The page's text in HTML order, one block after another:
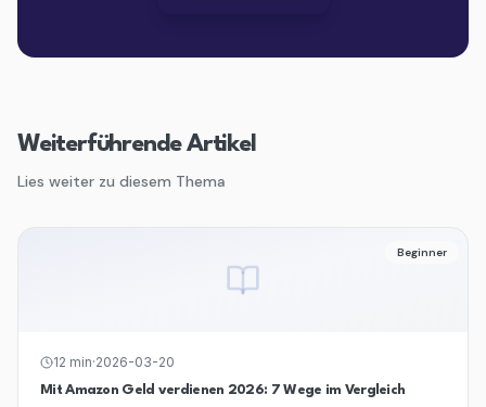
Weiterführende Artikel
Lies weiter zu diesem Thema
Beginner
12 min·2026-03-20
Mit Amazon Geld verdienen 2026: 7 Wege im Vergleich